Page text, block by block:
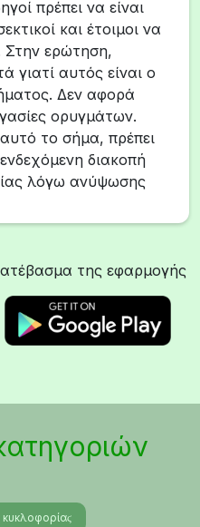
πρέπει να είναι
και έτοιμοι να
ερώτηση,
γιατί αυτός είναι ο
Δεν αφορά
ορυγμάτων.
το σήμα, πρέπει
διακοπή
λόγω ανύψωσης
της εφαρμογής